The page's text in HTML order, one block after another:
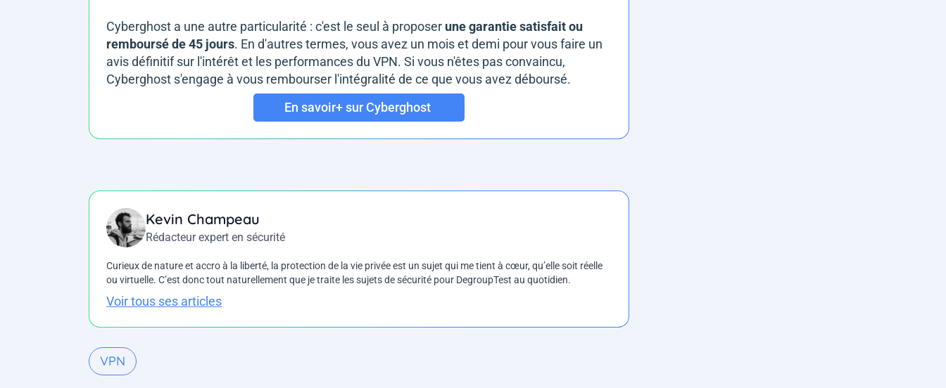
Cyberghost a une autre particularité : c'est le seul à proposer une garantie satisfait ou
remboursé de 45 jours. En d'autres termes, vous avez un mois et demi pour vous faire un
avis définitif sur l'intérêt et les performances du VPN. Si vous n'êtes pas convaincu,
Cyberghost s'engage à vous rembourser l'intégralité de ce que vous avez déboursé.
En savoir+ sur Cyberghost
Kevin Champeau
Rédacteur expert en sécurité
Curieux de nature et accro à la liberté, la protection de la vie privée est un sujet qui me tient à cœur, qu’elle soit réelle
ou virtuelle. C’est donc tout naturellement que je traite les sujets de sécurité pour DegroupTest au quotidien.
Voir tous ses articles
VPN